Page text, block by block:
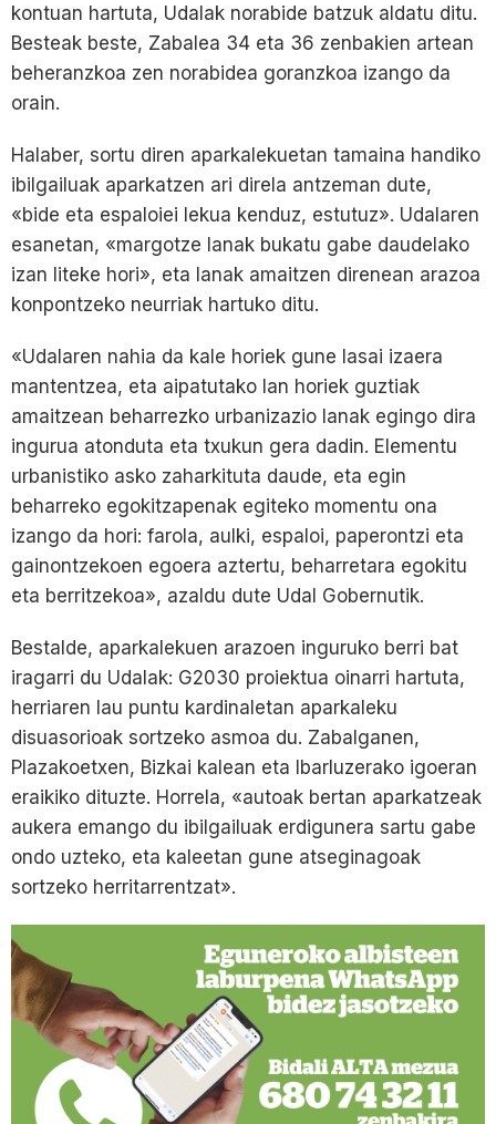
kontuan hartuta, Udalak norabide batzuk aldatu ditu.
Besteak beste, Zabalea 34 eta 36 zenbakien artean
beheranzkoa zen norabidea goranzkoa izango da
orain.
Halaber, sortu diren aparkalekuetan tamaina handiko
ibilgailuak aparkatzen ari direla antzeman dute,
«bide eta espaloiei lekua kenduz, estutuz». Udalaren
esanetan, «margotze lanak bukatu gabe daudelako
izan liteke hori», eta lanak amaitzen direnean arazoa
konpontzeko neurriak hartuko ditu.
«Udalaren nahia da kale horiek gune lasai izaera
mantentzea, eta aipatutako lan horiek guztiak
amaitzean beharrezko urbanizazio lanak egingo dira
ingurua atonduta eta txukun gera dadin. Elementu
urbanistiko asko zaharkituta daude, eta egin
beharreko egokitzapenak egiteko momentu ona
izango da hori: farola, aulki, espaloi, paperontzi eta
gainontzekoen egoera aztertu, beharretara egokitu
eta berritzekoa», azaldu dute Udal Gobernutik.
Bestalde, aparkalekuen arazoen inguruko berri bat
iragarri du Udalak: G2030 proiektua oinarri hartuta,
herriaren lau puntu kardinaletan aparkaleku
disuasorioak sortzeko asmoa du. Zabalganen,
Plazakoetxen, Bizkai kalean eta Ibarluzerako igoeran
eraikiko dituzte. Horrela, «autoak bertan aparkatzeak
aukera emango du ibilgailuak erdigunera sartu gabe
ondo uzteko, eta kaleetan gune atseginagoak
sortzeko herritarrentzat».